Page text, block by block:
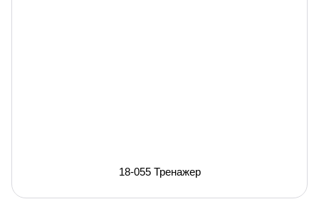
18-055 Тренажер